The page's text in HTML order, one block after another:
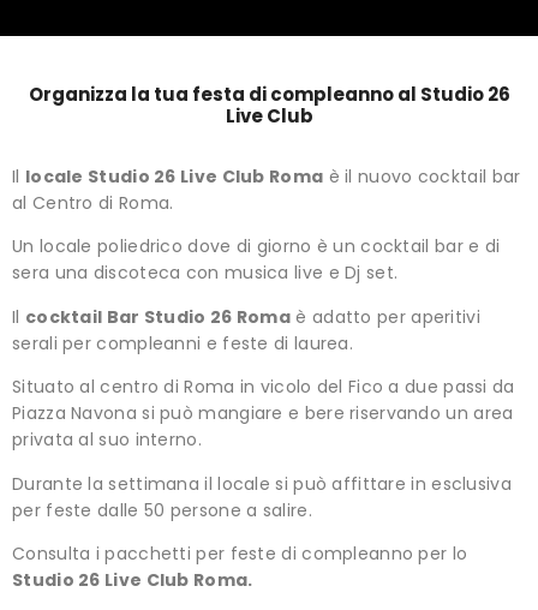
Organizza la tua festa di compleanno al Studio 26
Live Club
Il locale Studio 26 Live Club Roma è il nuovo cocktail bar
al Centro di Roma.
Un locale poliedrico dove di giorno è un cocktail bar e di
sera una discoteca con musica live e Dj set.
Il cocktail Bar Studio 26 Roma è adatto per aperitivi
serali per compleanni e feste di laurea.
Situato al centro di Roma in vicolo del Fico a due passi da
Piazza Navona si può mangiare e bere riservando un area
privata al suo interno.
Durante la settimana il locale si può affittare in esclusiva
per feste dalle 50 persone a salire.
Consulta i pacchetti per feste di compleanno per lo
Studio 26 Live Club Roma.